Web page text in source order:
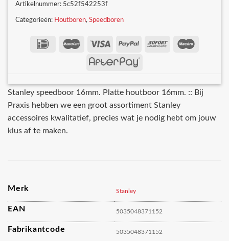
Artikelnummer: 5c52f542253f
Categorieën: Houtboren, Speedboren
Stanley speedboor 16mm. Platte houtboor 16mm. :: Bij
Praxis hebben we een groot assortiment Stanley
accessoires kwalitatief, precies wat je nodig hebt om jouw
klus af te maken.
Merk Stanley
EAN 5035048371152
Fabrikantcode 5035048371152